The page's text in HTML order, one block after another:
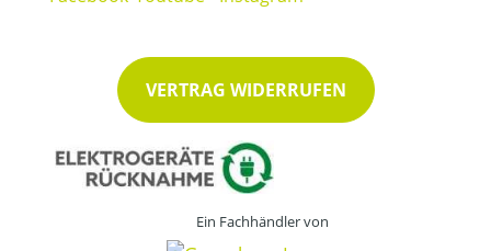
VERTRAG WIDERRUFEN
Ein Fachhändler von